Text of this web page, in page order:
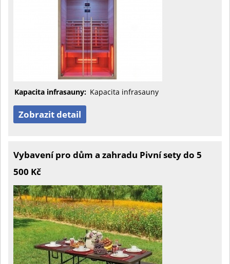
Kapacita infrasauny: Kapacita infrasauny
Zobrazit detail
Vybavení pro dům a zahradu Pivní sety do 5
500 Kč